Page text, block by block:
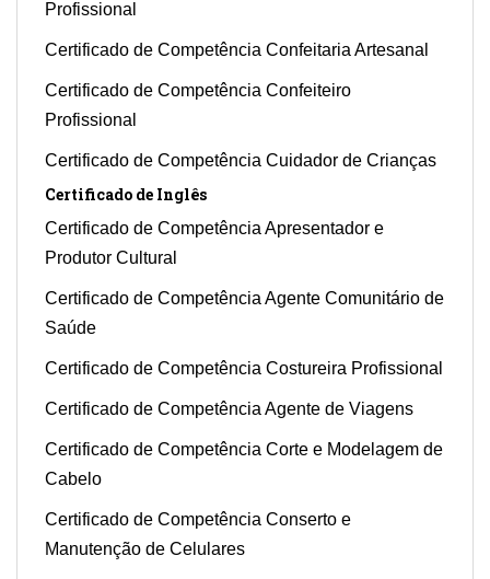
Profissional
Certificado de Competência Confeitaria Artesanal
Certificado de Competência Confeiteiro
Profissional
Certificado de Competência Cuidador de Crianças
Certificado de Inglês
Certificado de Competência Apresentador e
Produtor Cultural
Certificado de Competência Agente Comunitário de
Saúde
Certificado de Competência Costureira Profissional
Certificado de Competência Agente de Viagens
Certificado de Competência Corte e Modelagem de
Cabelo
Certificado de Competência Conserto e
Manutenção de Celulares